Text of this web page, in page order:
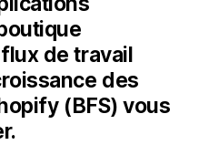
de travail
des
(BFS) vous